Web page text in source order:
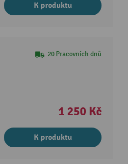
K produktu
20 Pracovních dnů
1 250 Kč
K produktu